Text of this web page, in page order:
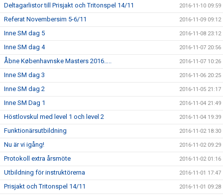
Deltagarlistor till Prisjakt och Tritonspel 14/11 2016-11-10 09:59
Referat Novembersim 5-6/11 2016-11-09 09:12
Inne SM dag 5 2016-11-08 23:12
Inne SM dag 4 2016-11-07 20:56
Åbne Københavnske Masters 2016….. 2016-11-07 10:26
Inne SM dag 3 2016-11-06 20:25
Inne SM dag 2 2016-11-05 21:17
Inne SM Dag 1 2016-11-04 21:49
Höstlovskul med level 1 och level 2 2016-11-04 19:39
Funktionärsutbildning 2016-11-02 18:30
Nu är vi igång! 2016-11-02 09:29
Protokoll extra årsmöte 2016-11-02 01:16
Utbildning för instruktörerna 2016-11-01 17:47
Prisjakt och Tritonspel 14/11 2016-11-01 09:28